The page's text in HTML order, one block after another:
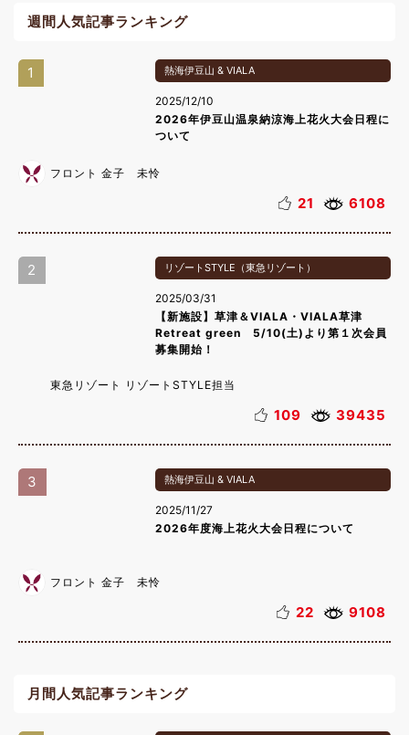
週間人気記事ランキング
1 熱海伊豆山 & VIALA
2025/12/10
2026年伊豆山温泉納涼海上花火大会日程に
ついて
フロント 金子 未怜
21 6108
2 リゾートSTYLE（東急リゾート）
2025/03/31
【新施設】草津＆VIALA・VIALA草津
Retreat green 5/10(土)より第１次会員
募集開始！
東急リゾート リゾートSTYLE担当
109 39435
3 熱海伊豆山 & VIALA
2025/11/27
2026年度海上花火大会日程について
フロント 金子 未怜
22 9108
月間人気記事ランキング